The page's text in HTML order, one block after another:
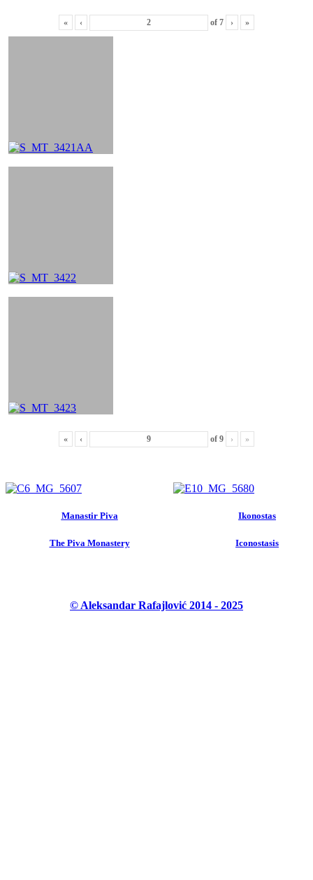
« ‹ of 7 › »
« ‹ of 9 › »
Manastir Piva
The Piva Monastery
Ikonostas
Iconostasis
© Aleksandar Rafajlović 2014 - 2025